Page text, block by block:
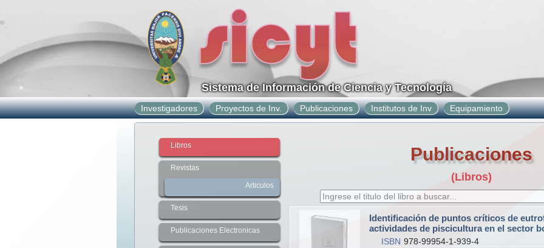
Sistema de Información de Ciencia y Tecnología
Investigadores Proyectos de Inv. Publicaciones Institutos de Inv Equipamiento
Libros
Revistas
Articulos
Tesis
Publicaciones Electronicas
Publicaciones
(Libros)
Identificación de puntos críticos de
actividades de piscicultura en el sector
ISBN 978-99954-1-939-4